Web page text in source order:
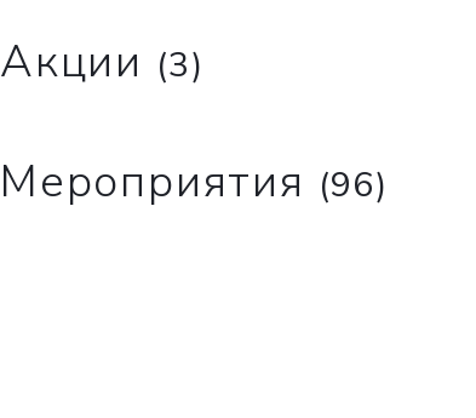
Акции (3)
Мероприятия (96)